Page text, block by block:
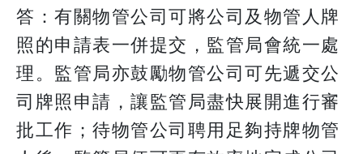
答：有關物管公司可將公司及物管人牌
照的申請表一併提交，監管局會統一處
理。監管局亦鼓勵物管公司可先遞交公
司牌照申請，讓監管局盡快展開進行審
批工作；待物管公司聘用足夠持牌物管